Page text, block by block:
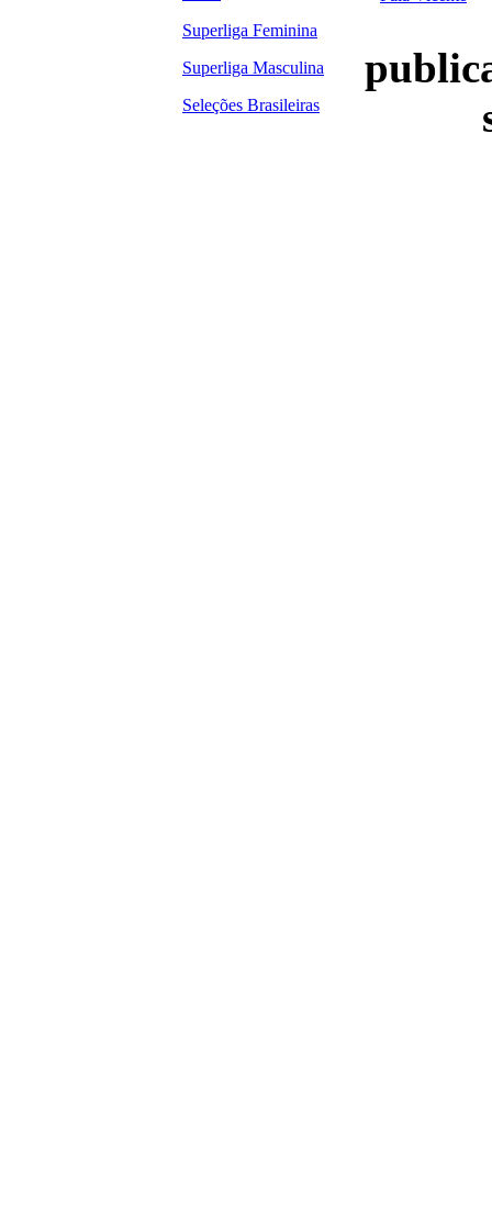
Superliga Feminina
Superliga Masculina
Seleções Brasileiras